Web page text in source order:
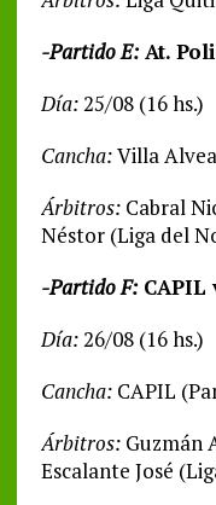
-Partido E:At.
Día:25/08 (16 hs.)
Cancha:Villa
Árbitros:Cabral
Néstor (Liga del
-Partido F:CAPIL
Día:26/08 (16 hs.)
Cancha:CAPIL
Árbitros:Guzmán
Escalante José